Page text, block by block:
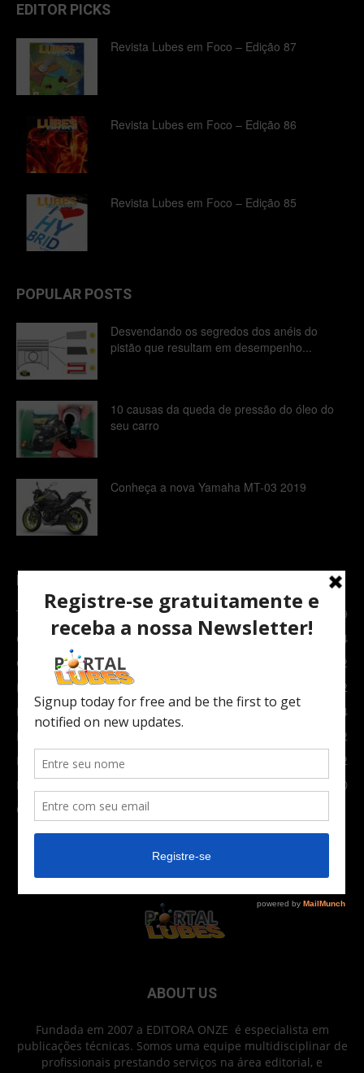
EDITOR PICKS
Revista Lubes em Foco – Edição 87
Revista Lubes em Foco – Edição 86
Revista Lubes em Foco – Edição 85
POPULAR POSTS
Desvendando os segredos dos anéis do
pistão que resultam em desempenho...
10 causas da queda de pressão do óleo do
seu carro
Conheça a nova Yamaha MT-03 2019
POPULAR CATEGORY
TOPNEWS
7089
Carro e Moto
3764
Carro
2082
Notícias
1852
Indústria
1024
Moto
972
Economia
672
Newsletter
630
Carros Verdes e Novas tecnologias automotivas
ABOUT US
Fundada em 2007 a EDITORA ONZE é especialista em
publicações técnicas. Somos uma equipe multidisciplinar de
profissionais prestando serviços na área editorial, e